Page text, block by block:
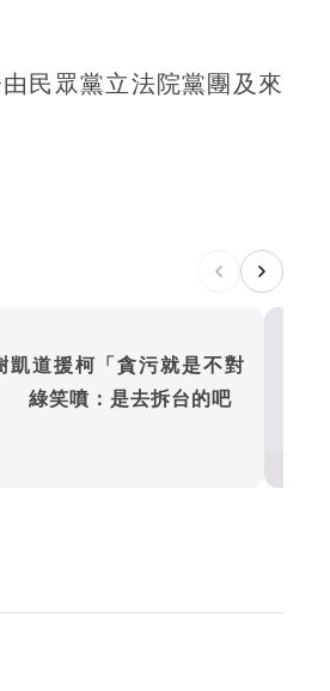
民眾黨立法院黨團及來
凱道援柯「貪污就是不對
綠笑噴：是去拆台的吧